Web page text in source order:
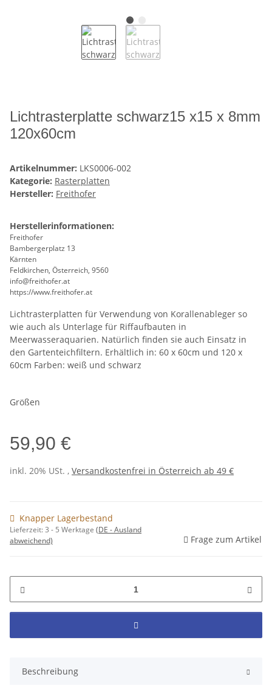
Lichtrasterplatte schwarz15 x15 x 8mm
120x60cm
Artikelnummer: LKS0006-002
Kategorie: Rasterplatten
Hersteller: Freithofer
Herstellerinformationen:
Freithofer
Bambergerplatz 13
Kärnten
Feldkirchen, Österreich, 9560
info@freithofer.at
https://www.freithofer.at
Lichtrasterplatten für Verwendung von Korallenableger so
wie auch als Unterlage für Riffaufbauten in
Meerwasseraquarien. Natürlich finden sie auch Einsatz in
den Gartenteichfiltern. Erhältlich in: 60 x 60cm und 120 x
60cm Farben: weiß und schwarz
Größen
59,90 €
inkl. 20% USt. , Versandkostenfrei in Österreich ab 49 €
Knapper Lagerbestand
Lieferzeit:3 - 5 Werktage (DE - Ausland
abweichend)
Frage zum Artikel
Beschreibung